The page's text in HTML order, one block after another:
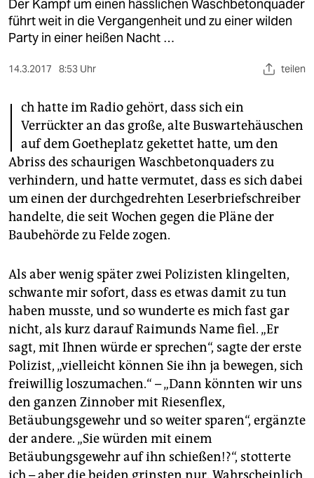
sport
berlin
wahrheit
verlag
verlag
veranstaltungen
shop
fragen & hilfe
unterstützen
abo
genossenschaft
epaper login
Der Kampf um einen hässlichen Waschbetonquader
führt weit in die Vergangenheit und zu einer wilden
Party in einer heißen Nacht …
14.3.2017 8:53 Uhr teilen
I ch hatte im Radio gehört, dass sich ein
Verrückter an das große, alte Buswartehäuschen
auf dem Goetheplatz gekettet hatte, um den
Abriss des schaurigen Waschbetonquaders zu
verhindern, und hatte vermutet, dass es sich dabei
um einen der durchgedrehten Leserbriefschreiber
handelte, die seit Wochen gegen die Pläne der
Baubehörde zu Felde zogen.
Als aber wenig später zwei Polizisten klingelten,
schwante mir sofort, dass es etwas damit zu tun
haben musste, und so wunderte es mich fast gar
nicht, als kurz darauf Raimunds Name fiel. „Er
sagt, mit Ihnen würde er sprechen“, sagte der erste
Polizist, „vielleicht können Sie ihn ja bewegen, sich
freiwillig loszumachen.“ – „Dann könnten wir uns
den ganzen Zinnober mit Riesenflex,
Betäubungsgewehr und so weiter sparen“, ergänzte
der andere. „Sie würden mit einem
Betäubungsgewehr auf ihn schießen!?“, stotterte